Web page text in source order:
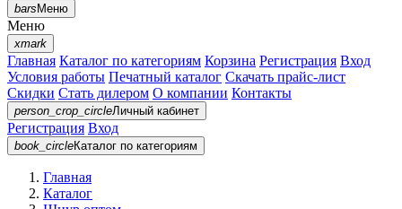
barsМеню
Меню
xmark
Главная Каталог по категориям Корзина Регистрация Вход
Условия работы Печатный каталог Скачать прайс-лист
Скидки Стать дилером О компании Контакты
person_crop_circleЛичный кабинет
Регистрация Вход
book_circleКаталог по категориям
Главная
Каталог